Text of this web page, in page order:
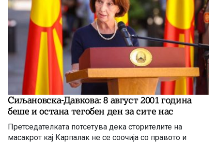
Сиљановска-Давкова: 8 август 2001 година
беше и остана тегобен ден за сите нас
Претседателката потсетува дека сторителите на
масакрот кај Карпалак не се соочија со правото и